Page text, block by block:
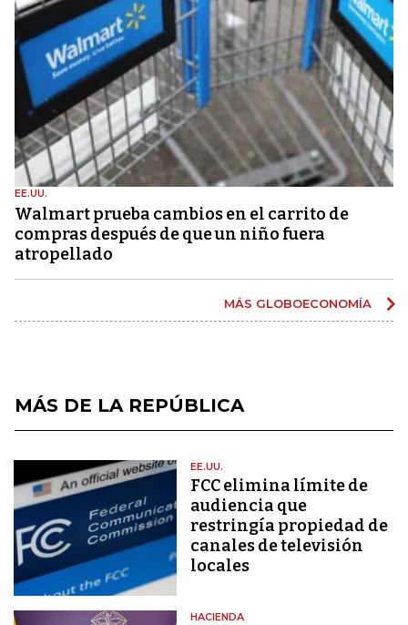
EE.UU.
Walmart prueba cambios en el carrito de
compras después de que un niño fuera
atropellado
MÁS GLOBOECONOMÍA
MÁS DE LA REPÚBLICA
EE.UU.
FCC elimina límite de
audiencia que
restringía propiedad de
canales de televisión
locales
HACIENDA